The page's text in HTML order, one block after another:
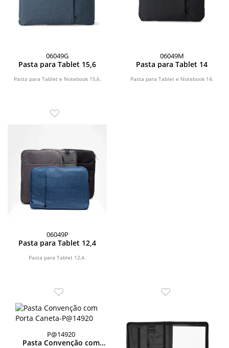
06049G
Pasta para Tablet 15,6
Pasta para Tablet e Notebook 15,6.
06049M
Pasta para Tablet 14
Pasta para Tablet e Notebook 14.
06049P
Pasta para Tablet 12,4
Pasta para Tablet 12,4.
P@14920
Pasta Convenção com